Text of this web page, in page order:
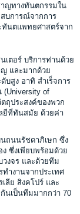
ญทางทันตกรรมใน
สบการณ์จากการ
ทันตแพทยศาสตร์จาก
เตอร์ บริการท่านด้วย
และมากด้วย
สูง อาทิ สำเร็จการ
of
ถุประสงค์ของพวก
ยีที่ทันสมัย ด้วยค่า
ถนนรัชดาภิเษก ซึ่ง
ซึ่งเพียบพร้อมด้วย
งจร และด้วยทีม
ำงานจากประเทศ
ลีย สิงคโปร์ และ
นเป็นทีมมากกว่า 70